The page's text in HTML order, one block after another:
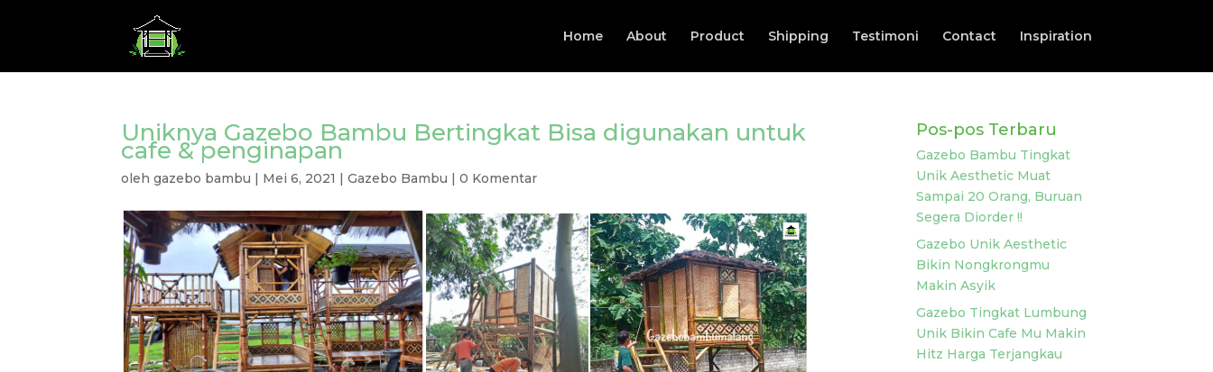
Home About Product Shipping Testimoni Contact Inspiration
Uniknya Gazebo Bambu Bertingkat Bisa digunakan untuk
cafe & penginapan
olehgazebo bambu | Mei 6, 2021 |Gazebo Bambu |0 Komentar
Pos-pos Terbaru
Gazebo Bambu Tingkat
Unik Aesthetic Muat
Sampai 20 Orang, Buruan
Segera Diorder !!
Gazebo Unik Aesthetic
Bikin Nongkrongmu
Makin Asyik
Gazebo Tingkat Lumbung
Unik Bikin Cafe Mu Makin
Hitz Harga Terjangkau